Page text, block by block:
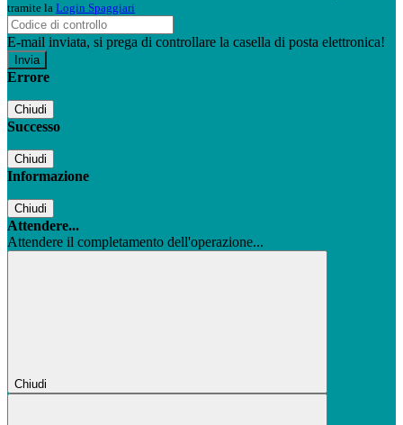
tramite la Login Spaggiari
E-mail inviata, si prega di controllare la casella di posta elettronica!
Errore
Chiudi
Successo
Chiudi
Informazione
Chiudi
Attendere...
Attendere il completamento dell'operazione...
Chiudi